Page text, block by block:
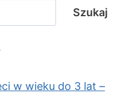
Szukaj
w wieku do 3 lat –